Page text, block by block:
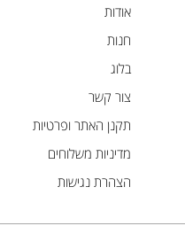
אודות
חנות
בלוג
צור קשר
תקנן האתר ופרטיות
מדיניות משלוחים
הצהרת נגישות